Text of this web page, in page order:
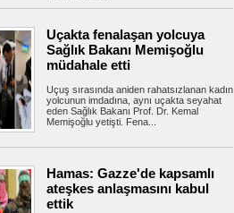
şenlikle sona erdi
Esenler Belediyesi koordinasyonunda
düzenlenen Esenler Yaz Okulları, 6 hafta...
İran'dan Hürmüz açıklaması:
İran Dışişleri Bakanlığı Sözcüsü İsmail Bekayi,
İran ile Umman'ın Hürmüz...
Uçakta fenalaşan yolcuya
Sağlık Bakanı Memişoğlu
müdahale etti
Uçuş sırasında aniden rahatsızlanan kadın
yolcunun imdadına, aynı uçakta seyahat
eden Sağlık Bakanı Prof. Dr. Kemal
Memişoğlu yetişti. Fena...
Hamas: Gazze'de kapsamlı
ateşkes anlaşmasını kabul
ettik